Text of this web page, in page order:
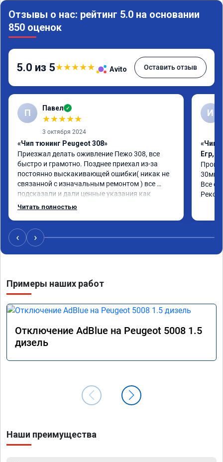
Отзывы о нас: рейтинг 5.0 на основании
850 оценок
5.0 из 5★★★★★ Avito Оставить отзыв
П Павел ✓
★★★★★
3 октября 2024
«Чип тюнинг Peugeot 308»
Приезжал делать оживление Пежо 308, все
быстро и грамотно. Позднее приехал из-за
постоянно выскакивающей ошибки( никак не
связанной с изначальным ремонтом ) все
подсказали и дали ценные указания как
поступить. Категорически рекомендую данную
Читать полностью
И
«Чип
Егр,
30мин.
Все
‹ ›
Примеры наших работ
Отключение AdBlue на Peugeot 5008 1.5
дизель
Наши преимущества